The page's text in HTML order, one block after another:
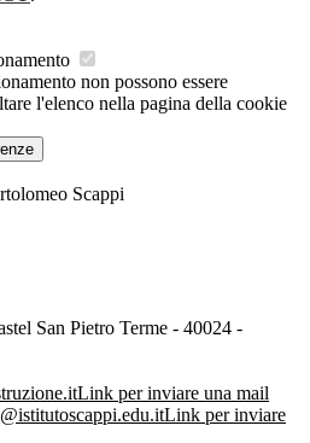
non possono essere
l'elenco nella pagina della cookie
Scappi
San Pietro Terme - 40024 -
Link per inviare una mail
Link per inviare